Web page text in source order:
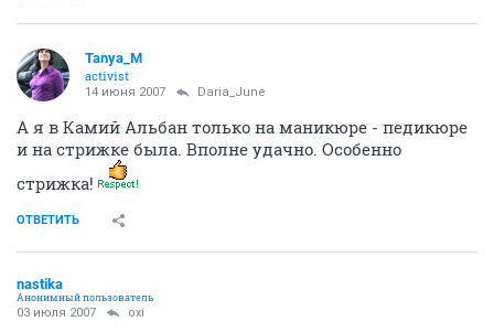
Tanya_M
activist
14 июня 2007 Daria_June
А я в Камий Альбан только на маникюре - педикюре
и на стрижке была. Вполне удачно. Особенно
стрижка!
ОТВЕТИТЬ
nastika
Анонимный пользователь
03 июля 2007 oxi